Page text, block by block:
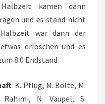
kamen dann
und es stand nicht
war dann der
erloschen und es
8:0 Endstand.
: K. Pflug, M. Bolte, M.
N. Vaupel, S.